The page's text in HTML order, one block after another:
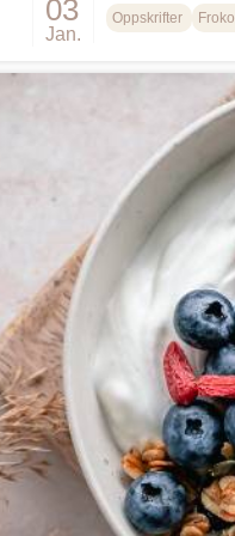
03
Jan.
Oppskrifter